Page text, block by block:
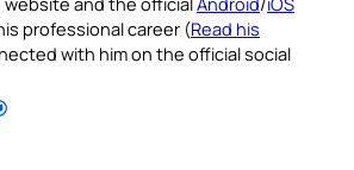
professional career (Read his
with him on the official social